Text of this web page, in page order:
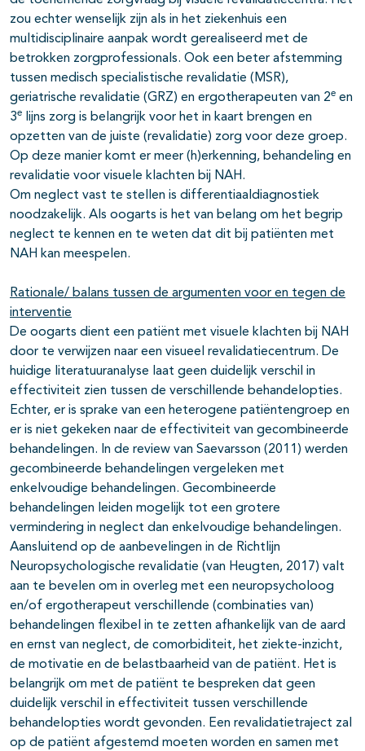
zou echter wenselijk zijn als in het ziekenhuis een
multidisciplinaire aanpak wordt gerealiseerd met de
betrokken zorgprofessionals. Ook een beter afstemming
tussen medisch specialistische revalidatie (MSR),
geriatrische revalidatie (GRZ) en ergotherapeuten van 2e en
3e
lijns zorg is belangrijk voor het in kaart brengen en
opzetten van de juiste (revalidatie) zorg voor deze groep.
Op deze manier komt er meer (h)erkenning, behandeling en
revalidatie voor visuele klachten bij NAH.
Om neglect vast te stellen is differentiaaldiagnostiek
noodzakelijk. Als oogarts is het van belang om het begrip
neglect te kennen en te weten dat dit bij patiënten met
NAH kan meespelen.
Rationale/ balans tussen de argumenten voor en tegen de
interventie
De oogarts dient een patiënt met visuele klachten bij NAH
door te verwijzen naar een visueel revalidatiecentrum. De
huidige literatuuranalyse laat geen duidelijk verschil in
effectiviteit zien tussen de verschillende behandelopties.
Echter, er is sprake van een heterogene patiëntengroep en
er is niet gekeken naar de effectiviteit van gecombineerde
behandelingen. In de review van Saevarsson (2011) werden
gecombineerde behandelingen vergeleken met
enkelvoudige behandelingen. Gecombineerde
behandelingen leiden mogelijk tot een grotere
vermindering in neglect dan enkelvoudige behandelingen.
Aansluitend op de aanbevelingen in de Richtlijn
Neuropsychologische revalidatie (van Heugten, 2017) valt
aan te bevelen om in overleg met een neuropsycholoog
en/of ergotherapeut verschillende (combinaties van)
behandelingen flexibel in te zetten afhankelijk van de aard
en ernst van neglect, de comorbiditeit, het ziekte-inzicht,
de motivatie en de belastbaarheid van de patiënt. Het is
belangrijk om met de patiënt te bespreken dat geen
duidelijk verschil in effectiviteit tussen verschillende
behandelopties wordt gevonden. Een revalidatietraject zal
op de patiënt afgestemd moeten worden en samen met